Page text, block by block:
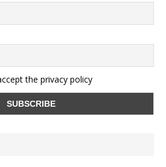
the privacy policy